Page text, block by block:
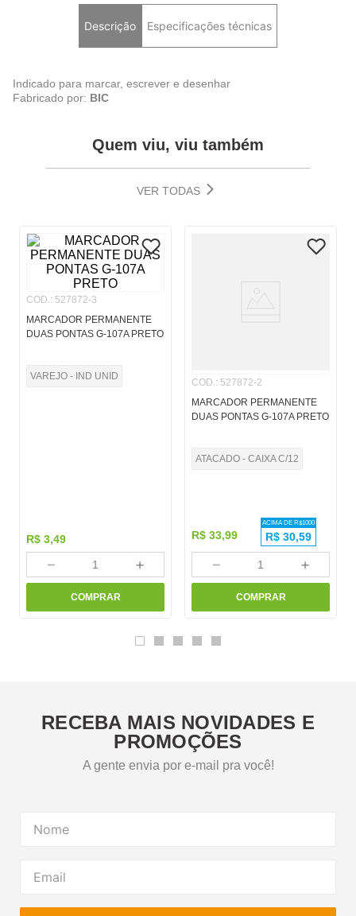
Descrição Especificações técnicas
Indicado para marcar, escrever e desenhar
Fabricado por: BIC
Quem viu, viu também
VER TODAS
COD.: 527872-3
MARCADOR PERMANENTE
DUAS PONTAS G-107A PRETO
VAREJO - IND UNID
R$ 3,49
＋
－
COMPRAR
COD.: 527872-2
MARCADOR PERMANENTE
DUAS PONTAS G-107A PRETO
ATACADO - CAIXA C/12
R$ 33,99
ACIMA DE R$1000
R$ 30,59
＋
－
COMPRAR
RECEBA MAIS NOVIDADES E
PROMOÇÕES
A gente envia por e-mail pra você!